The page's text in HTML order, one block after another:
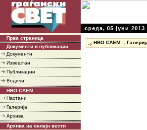
среда, 05 јуни 2013
Прва страница
Документи и публикации
Документи
Извештаи
Публикации
Водичи
НВО САЕМ
Настани
Галерија
Архива
Архива на онлајн вести
НВО САЕМ